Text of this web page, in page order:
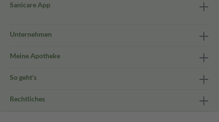
Sanicare App
Unternehmen
Meine Apotheke
So geht's
Rechtliches